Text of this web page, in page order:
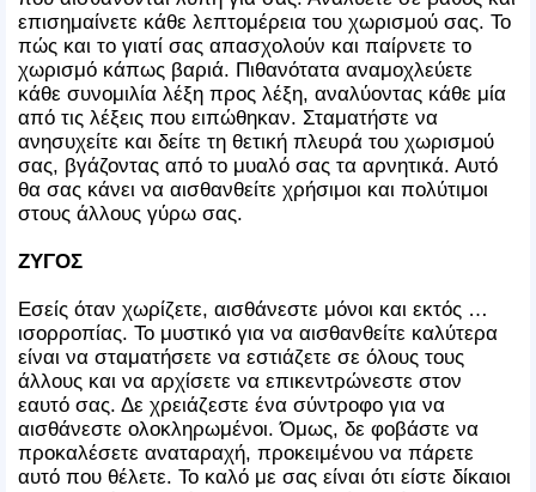
επισημαίνετε κάθε λεπτομέρεια του χωρισμού σας. Το
πώς και το γιατί σας απασχολούν και παίρνετε το
χωρισμό κάπως βαριά. Πιθανότατα αναμοχλεύετε
κάθε συνομιλία λέξη προς λέξη, αναλύοντας κάθε μία
από τις λέξεις που ειπώθηκαν. Σταματήστε να
ανησυχείτε και δείτε τη θετική πλευρά του χωρισμού
σας, βγάζοντας από το μυαλό σας τα αρνητικά. Αυτό
θα σας κάνει να αισθανθείτε χρήσιμοι και πολύτιμοι
στους άλλους γύρω σας.
ΖΥΓΟΣ
Εσείς όταν χωρίζετε, αισθάνεστε μόνοι και εκτός …
ισορροπίας. Το μυστικό για να αισθανθείτε καλύτερα
είναι να σταματήσετε να εστιάζετε σε όλους τους
άλλους και να αρχίσετε να επικεντρώνεστε στον
εαυτό σας. Δε χρειάζεστε ένα σύντροφο για να
αισθάνεστε ολοκληρωμένοι. Όμως, δε φοβάστε να
προκαλέσετε αναταραχή, προκειμένου να πάρετε
αυτό που θέλετε. Το καλό με σας είναι ότι είστε δίκαιοι